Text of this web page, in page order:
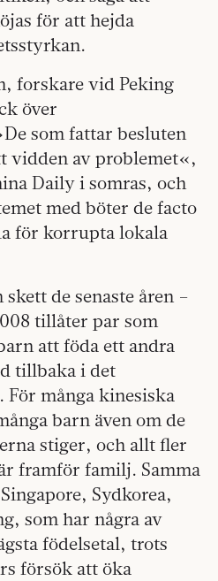
för att hejda
forskare vid Peking
över
som fattar besluten
vidden av problemet«,
Daily i somras, och
med böter de facto
för korrupta lokala
de senaste åren –
tillåter par som
att föda ett andra
tillbaka i det
För många kinesiska
barn även om de
stiger, och allt fler
framför familj. Samma
Sydkorea,
som har några av
födelsetal, trots
försök att öka